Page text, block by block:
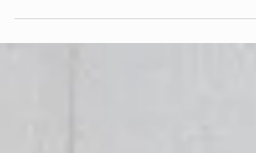
kan ontmoeten. Er is een dierenpark,...